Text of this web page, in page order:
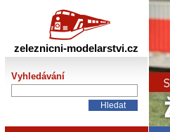
zeleznicni-modelarstvi.cz
Vyhledávání